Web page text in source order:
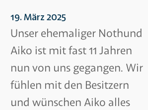
19. März 2025
Unser ehemaliger Nothund
Aiko ist mit fast 11 Jahren
nun von uns gegangen. Wir
fühlen mit den Besitzern
und wünschen Aiko alles